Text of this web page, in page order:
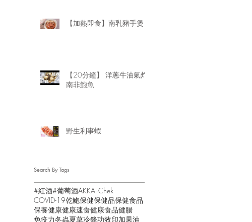
【加熱即食】南乳豬手煲
【20分鐘】 洋蔥牛油氣炸
南非鮑魚
野生利事蝦
Search By Tags
#紅酒#葡萄酒AKKAi-Chek
COVID-19乾鮑保健保健品保健食品
保養健康健康速食健康食品健腸
免疫力冬蟲夏草冷鋒功效印加果油